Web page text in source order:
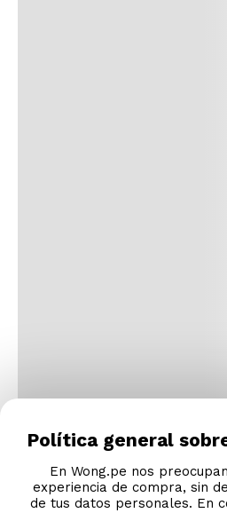
Política general
En Wong.pe nos
experiencia de compra, sin
de tus datos personales. En